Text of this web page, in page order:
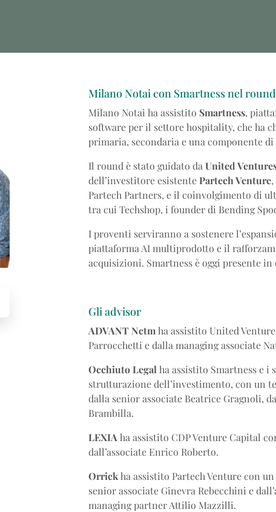
Milano Notai con Smartness nel
Milano Notai ha assistito Smartness,
software per il settore hospitality, che ha
primaria, secondaria e una componente
Il round è stato guidato da United
dell’investitore esistentePartech Venture,
Partech Partners, e il coinvolgimento di
tra cui Techshop, i founder di Bending
I proventi serviranno a sostenere
piattaforma AI multiprodotto e il
acquisizioni. Smartness è oggi presente
Gli advisor
ADVANT Nctmha assistito United
Parrocchetti e dalla managing associate
Occhiuto Legal ha assistito Smartness e
strutturazione dell’investimento, con un
dalla senior associate Beatrice Gragnoli,
Brambilla.
LEXIA ha assistito CDP Venture Capital
dall’associate Enrico Roberto.
Orrickha assistito Partech Venture con
senior associate Ginevra Rebecchini e
managing partner Attilio Mazzilli.